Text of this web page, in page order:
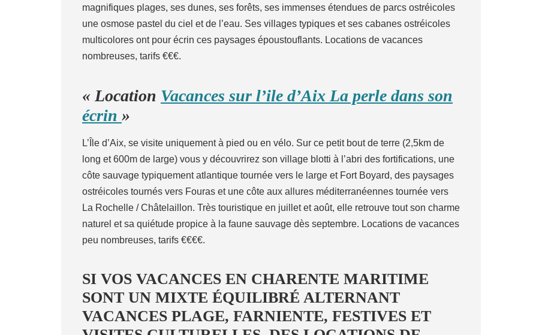
magnifiques plages, ses dunes, ses forêts, ses immenses étendues de parcs ostréicoles
une osmose pastel du ciel et de l’eau. Ses villages typiques et ses cabanes ostréicoles
multicolores ont pour écrin ces paysages époustouflants. Locations de vacances
nombreuses, tarifs €€€.
« Location Vacances sur l’ile d’Aix La perle dans son
écrin »
L’Île d’Aix, se visite uniquement à pied ou en vélo. Sur ce petit bout de terre (2,5km de
long et 600m de large) vous y découvrirez son village blotti à l’abri des fortifications, une
côte sauvage typiquement atlantique tournée vers le large et Fort Boyard, des paysages
ostréicoles tournés vers Fouras et une côte aux allures méditerranéennes tournée vers
La Rochelle / Châtelaillon. Très touristique en juillet et août, elle retrouve tout son charme
naturel et sa quiétude propice à la faune sauvage dès septembre. Locations de vacances
peu nombreuses, tarifs €€€€.
SI VOS VACANCES EN CHARENTE MARITIME
SONT UN MIXTE ÉQUILIBRÉ ALTERNANT
VACANCES PLAGE, FARNIENTE, FESTIVES ET